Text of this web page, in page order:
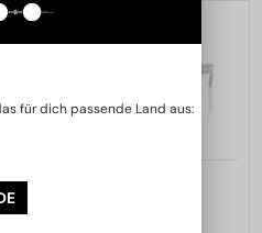
für dich passende Land aus: